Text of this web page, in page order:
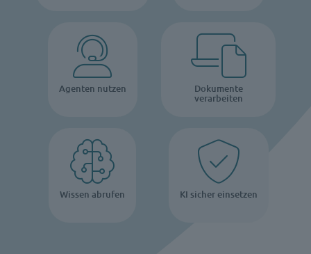
Agenten nutzen Dokumente
verarbeiten
Wissen abrufen KI sicher einsetzen